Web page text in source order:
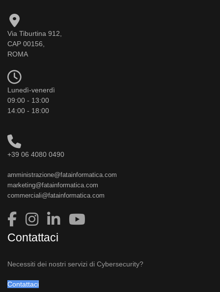
Via Tiburtina 912,
CAP 00156,
ROMA
Lunedì-venerdì
09:00 - 13:00
14:00 - 18:00
+39 06 4080 0490
amministrazione@fatainformatica.com
marketing@fatainformatica.com
commerciali@fatainformatica.com
Contattaci
Necessiti dei nostri servizi di Cybersecurity?
Contattaci